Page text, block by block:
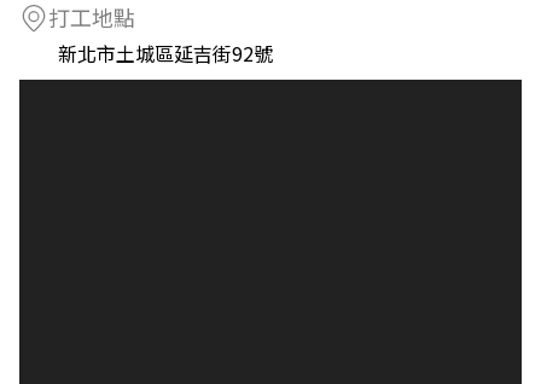
打工地點
新北市土城區延吉街92號